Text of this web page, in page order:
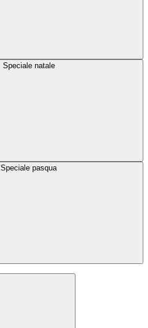
Speciale natale
Speciale pasqua